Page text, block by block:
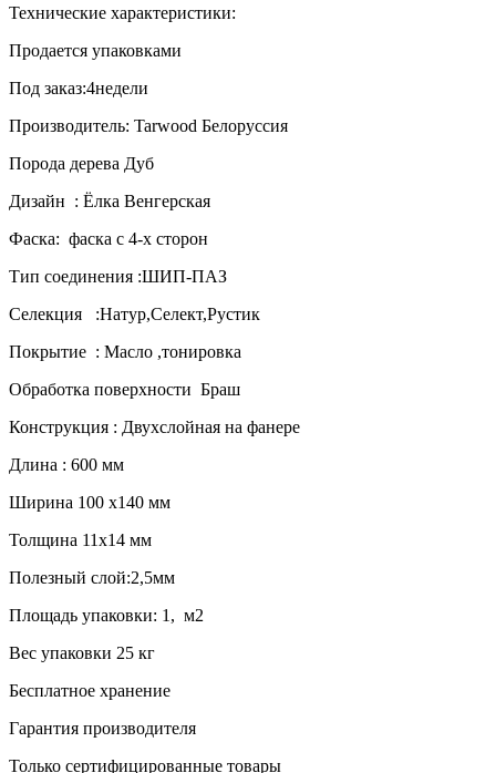
Технические характеристики:
Продается упаковками
Под заказ:4недели
Производитель: Tarwood Белоруссия
Порода дерева Дуб
Дизайн : Ёлка Венгерская
Фаска: фаскa с 4-х сторон
Тип соединения :ШИП-ПАЗ
Селекция :Натур,Селект,Рустик
Покрытие : Масло ,тонировка
Обработка поверхности Браш
Конструкция : Двухслойная на фанере
Длина : 600 мм
Ширина 100 х140 мм
Толщина 11х14 мм
Полезный слой:2,5мм
Площадь упаковки: 1, м2
Вес упаковки 25 кг
Бесплатное хранение
Гарантия производителя
Только сертифицированные товары